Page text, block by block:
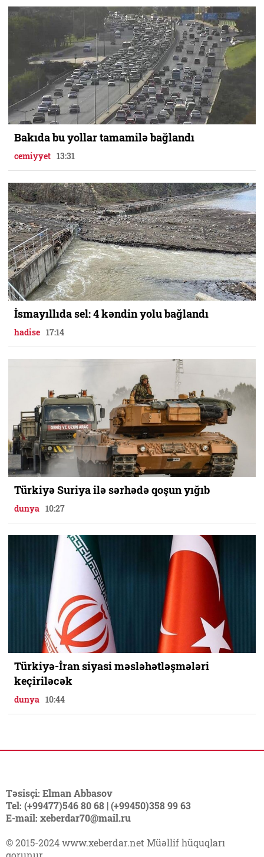
Bakıda bu yollar tamamilə bağlandı
cemiyyet 13:31
İsmayıllıda sel: 4 kəndin yolu bağlandı
hadise 17:14
Türkiyə Suriya ilə sərhədə qoşun yığıb
dunya 10:27
Türkiyə-İran siyasi məsləhətləşmələri
keçiriləcək
dunya 10:44
Təsisçi: Elman Abbasov
Tel: (+99477)546 80 68 | (+99450)358 99 63
E-mail: xeberdar70@mail.ru
© 2015-2024 www.xeberdar.net Müəllif hüquqları